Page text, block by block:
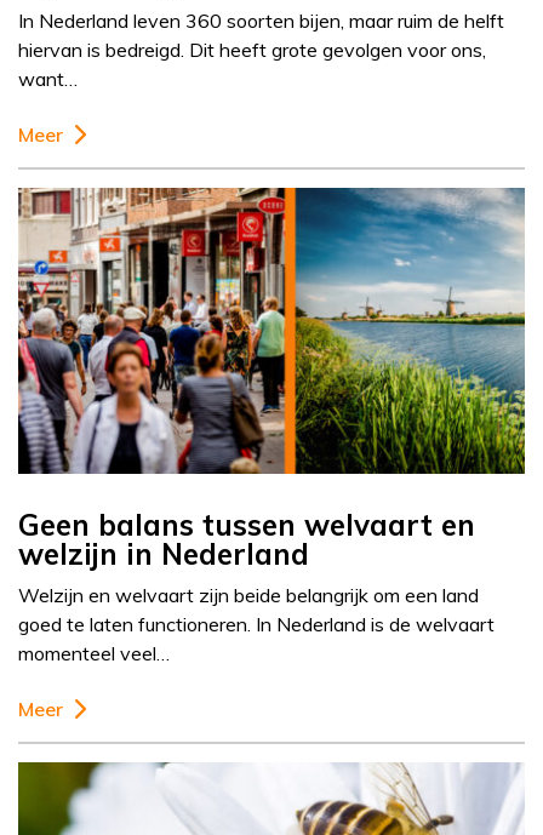
In Nederland leven 360 soorten bijen, maar ruim de helft
hiervan is bedreigd. Dit heeft grote gevolgen voor ons,
want…
Meer
Geen balans tussen welvaart en
welzijn in Nederland
Welzijn en welvaart zijn beide belangrijk om een land
goed te laten functioneren. In Nederland is de welvaart
momenteel veel…
Meer